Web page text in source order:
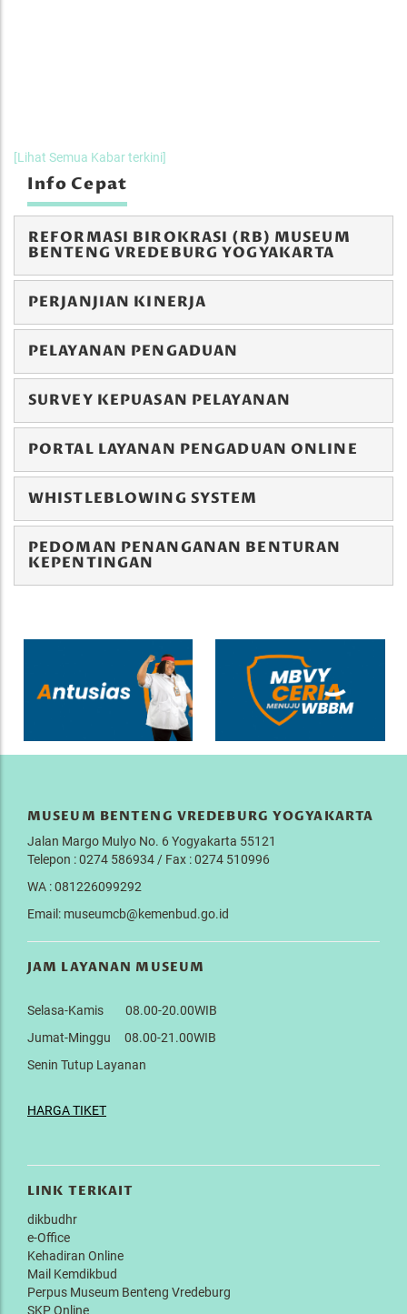
[Lihat Semua Kabar terkini]
Info Cepat
REFORMASI BIROKRASI (RB) MUSEUM
BENTENG VREDEBURG YOGYAKARTA
PERJANJIAN KINERJA
PELAYANAN PENGADUAN
SURVEY KEPUASAN PELAYANAN
PORTAL LAYANAN PENGADUAN ONLINE
WHISTLEBLOWING SYSTEM
PEDOMAN PENANGANAN BENTURAN
KEPENTINGAN
MUSEUM BENTENG VREDEBURG YOGYAKARTA
Jalan Margo Mulyo No. 6 Yogyakarta 55121
Telepon : 0274 586934 / Fax : 0274 510996
WA : 081226099292
Email: museumcb@kemenbud.go.id
JAM LAYANAN MUSEUM
Selasa-Kamis 08.00-20.00WIB
Jumat-Minggu 08.00-21.00WIB
Senin Tutup Layanan
HARGA TIKET
LINK TERKAIT
dikbudhr
e-Office
Kehadiran Online
Mail Kemdikbud
Perpus Museum Benteng Vredeburg
SKP Online